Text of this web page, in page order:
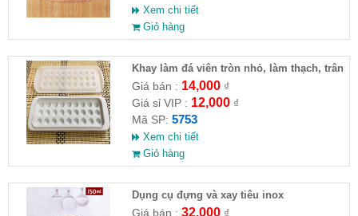
Xem chi tiết
Giỏ hàng
Khay làm đá viên tròn nhỏ, làm thạch, trân
châu
Giá bán : 14,000₫
Giá sỉ VIP : 12,000₫
Mã SP: 5753
Xem chi tiết
Giỏ hàng
Dụng cụ đựng và xay tiêu inox
Giá bán : 32,000₫